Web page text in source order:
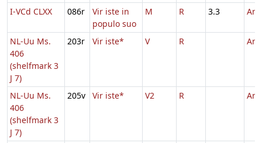
I-VCd CLXX 086r
Vir iste in
populo suo
M R 3.3
NL-Uu Ms.
406
(shelfmark 3
J 7)
203r Vir iste* V R
NL-Uu Ms.
406
(shelfmark 3
J 7)
205v Vir iste* V2 R